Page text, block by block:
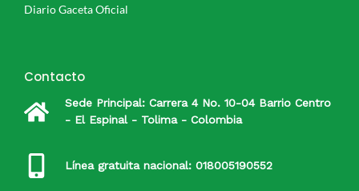
Diario Gaceta Oficial
Contacto
Sede Principal: Carrera 4 No. 10-04 Barrio Centro
- El Espinal - Tolima - Colombia
Línea gratuita nacional: 018005190552